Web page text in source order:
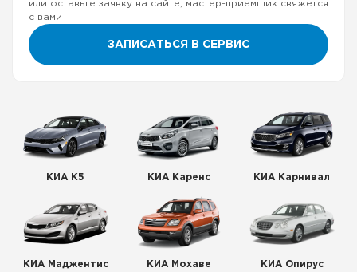
или оставьте заявку на сайте, мастер-приемщик свяжется
с вами
ЗАПИСАТЬСЯ В СЕРВИС
КИА К5 КИА Каренс КИА Карнивал
КИА Маджентис КИА Мохаве КИА Опирус